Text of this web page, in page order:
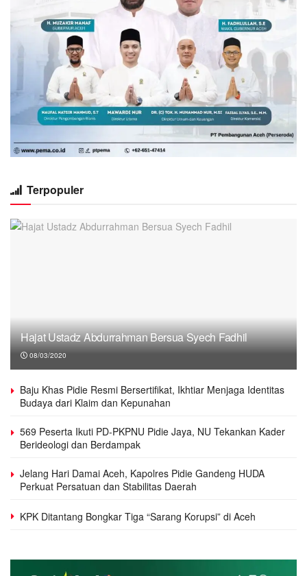
Terpopuler
Hajat Ustadz Abdurrahman Bersua Syech Fadhil
08/03/2020
Baju Khas Pidie Resmi Bersertifikat, Ikhtiar Menjaga Identitas
Budaya dari Klaim dan Kepunahan
569 Peserta Ikuti PD-PKPNU Pidie Jaya, NU Tekankan Kader
Berideologi dan Berdampak
Jelang Hari Damai Aceh, Kapolres Pidie Gandeng HUDA
Perkuat Persatuan dan Stabilitas Daerah
KPK Ditantang Bongkar Tiga “Sarang Korupsi” di Aceh